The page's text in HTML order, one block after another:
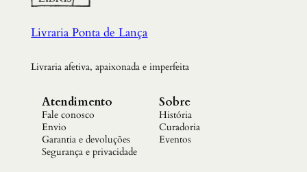
Livraria Ponta de Lança
Livraria afetiva, apaixonada e imperfeita
Atendimento
Fale conosco
Envio
Garantia e devoluções
Segurança e privacidade
Sobre
História
Curadoria
Eventos